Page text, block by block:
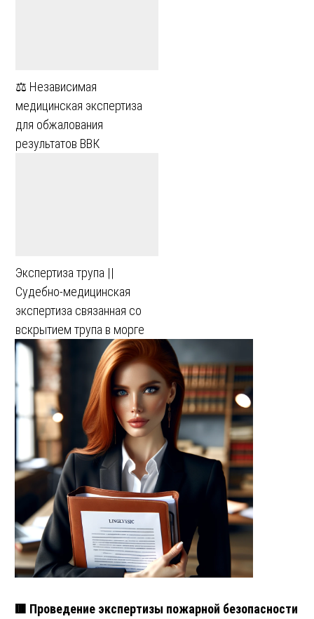
⚖️ Независимая
медицинская экспертиза
для обжалования
результатов ВВК
Экспертиза трупа ||
Судебно-медицинская
экспертиза связанная со
вскрытием трупа в морге
🟥 Проведение экспертизы пожарной безопасности